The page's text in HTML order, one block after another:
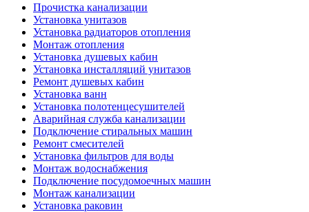
Прочистка канализации
Установка унитазов
Установка радиаторов отопления
Монтаж отопления
Установка душевых кабин
Установка инсталляций унитазов
Ремонт душевых кабин
Установка ванн
Установка полотенцесушителей
Аварийная служба канализации
Подключение стиральных машин
Ремонт смесителей
Установка фильтров для воды
Монтаж водоснабжения
Подключение посудомоечных машин
Монтаж канализации
Установка раковин